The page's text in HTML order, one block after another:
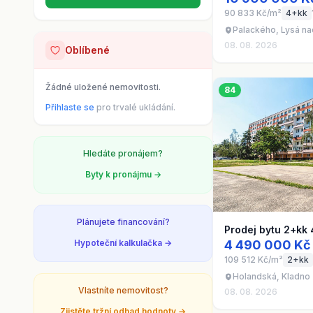
Oblíbené
Žádné uložené nemovitosti.
Přihlaste se pro trvalé ukládání.
Hledáte pronájem?
Byty k pronájmu →
Plánujete financování?
Hypoteční kalkulačka →
Vlastníte nemovitost?
90 833 Kč/m² 4+kk
Palackého, Lysá
08. 08. 2026
84
Prodej bytu 2+kk
4 490 000 Kč
109 512 Kč/m² 2+kk
Holandská,
08. 08. 2026